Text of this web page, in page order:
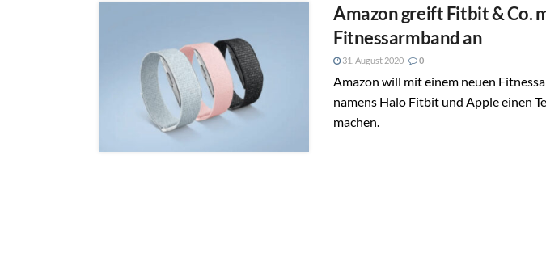
Amazon greift Fitbit & Co.
Fitnessarmband an
31. August 2020 0
Amazon will mit einem neuen
namens Halo Fitbit und Apple einen
machen.